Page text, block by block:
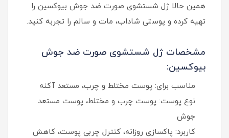
همین حالا ژل شستشوی صورت ضد جوش بیوکسین را
تهیه کرده و پوستی شاداب، مات و سالم را تجربه کنید.
مشخصات ژل شستشوی صورت ضد جوش
بیوکسین:
مناسب برای: پوست مختلط و چرب، مستعد آکنه
نوع پوست: پوست چرب و مختلط، پوست مستعد
جوش
کاربرد: پاکسازی روزانه، کنترل چربی پوست، کاهش